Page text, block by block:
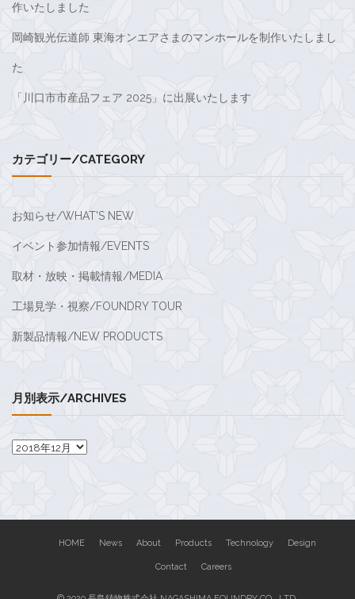
作いたしました
岡崎観光伝道師 東海オンエアさまのマンホールを制作いたしまし
た
「川口市市産品フェア 2025」に出展いたします
カテゴリー/CATEGORY
お知らせ/WHAT'S NEW
イベント参加情報/EVENTS
取材・放映・掲載情報/MEDIA
工場見学・視察/FOUNDRY TOUR
新製品情報/NEW PRODUCTS
月別表示/ARCHIVES
月
HOME News About Products Technology Design
Contact Careers